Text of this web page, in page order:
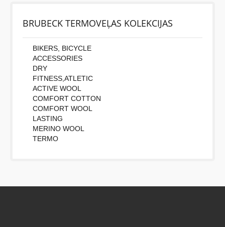
BRUBECK TERMOVEĻAS KOLEKCIJAS
BIKERS, BICYCLE
ACCESSORIES
DRY
FITNESS,ATLETIC
ACTIVE WOOL
COMFORT COTTON
COMFORT WOOL
LASTING
MERINO WOOL
TERMO